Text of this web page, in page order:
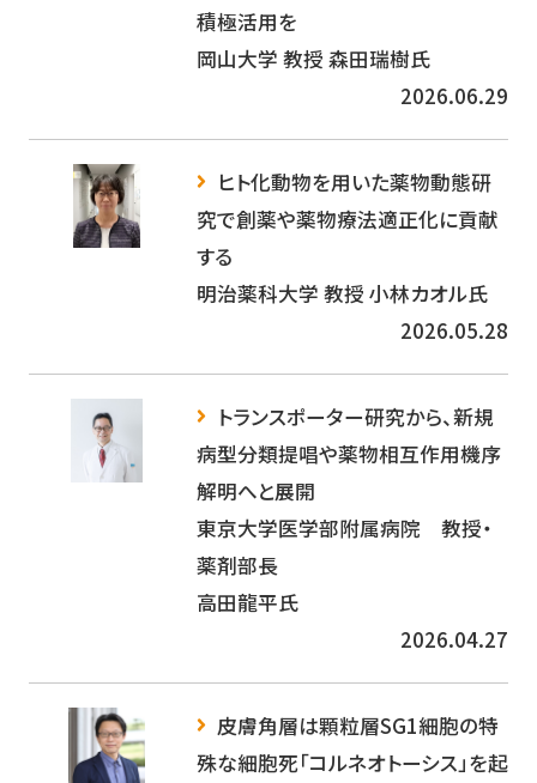
積極活用を
岡山大学 教授 森田瑞樹氏
2026.06.29
ヒト化動物を用いた薬物動態研
究で創薬や薬物療法適正化に貢献
する
明治薬科大学 教授 小林カオル氏
2026.05.28
トランスポーター研究から、新規
病型分類提唱や薬物相互作用機序
解明へと展開
東京大学医学部附属病院 教授・
薬剤部長
高田龍平氏
2026.04.27
皮膚角層は顆粒層SG1細胞の特
殊な細胞死「コルネオトーシス」を起